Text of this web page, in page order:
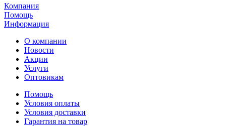
Компания
Помощь
Информация
О компании
Новости
Акции
Услуги
Оптовикам
Помощь
Условия оплаты
Условия доставки
Гарантия на товар